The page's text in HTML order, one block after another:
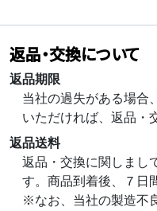
返品・交換について
返品期限
当社の過失がある場合
いただければ、返品・
返品送料
返品・交換に関しまし
す。商品到着後、７日
※なお、当社の製造不